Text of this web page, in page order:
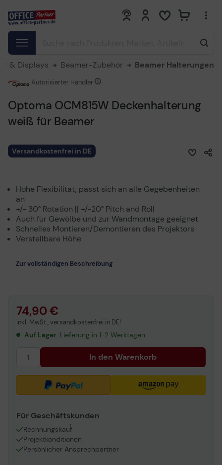
0 0
& Displays Beamer-Zubehör Beamer Halterungen
Optoma OCM815W Deckenhalterung
weiß für Beamer
Autorisierter Händler
Versandkostenfrei in DE
Hohe Flexibilität, passt sich an alle Gegebenheiten
an
+/- 30° Rotation || +/-20° Pitch and Roll
Auch für Gewölbe und zur Wandmontage geeignet
Schnelles Montieren/Demontieren des Projektors
Verstellbare Höhe
Zur vollständigen Beschreibung
74,90 €
inkl. MwSt., versandkostenfrei in DE!
Auf Lager: Lieferung in 1-2 Werktagen
In den Warenkorb
Für Geschäftskunden
Rechnungskauf
1
Projektkonditionen
Persönlicher Ansprechpartner